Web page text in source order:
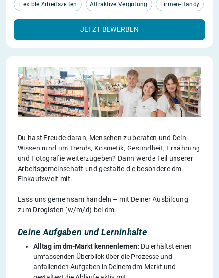
Flexible Arbeitszeiten Attraktive Vergütung Firmen-Handy
JETZT BEWERBEN
Du hast Freude daran, Menschen zu beraten und Dein
Wissen rund um Trends, Kosmetik, Gesundheit, Ernährung
und Fotografie weiterzugeben? Dann werde Teil unserer
Arbeitsgemeinschaft und gestalte die besondere dm-
Einkaufswelt mit.
Lass uns gemeinsam handeln – mit Deiner Ausbildung
zum Drogisten (w/m/d) bei dm.
Deine Aufgaben und Lerninhalte
Alltag im dm-Markt kennenlernen: Du erhältst einen
umfassenden Überblick über die Prozesse und
anfallenden Aufgaben in Deinem dm-Markt und